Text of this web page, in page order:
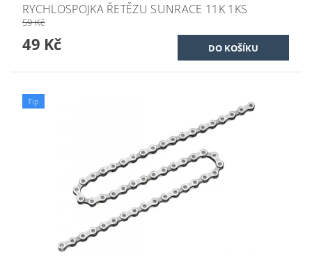
RYCHLOSPOJKA ŘETĚZU SUNRACE 11K 1KS
59 Kč
49 Kč
Tip